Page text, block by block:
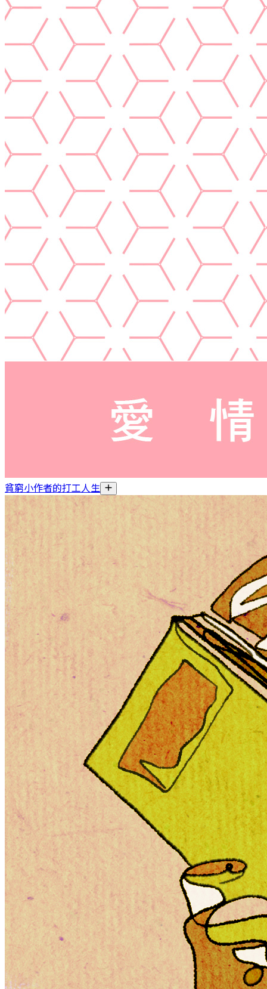
貧窮小作者的打工人生